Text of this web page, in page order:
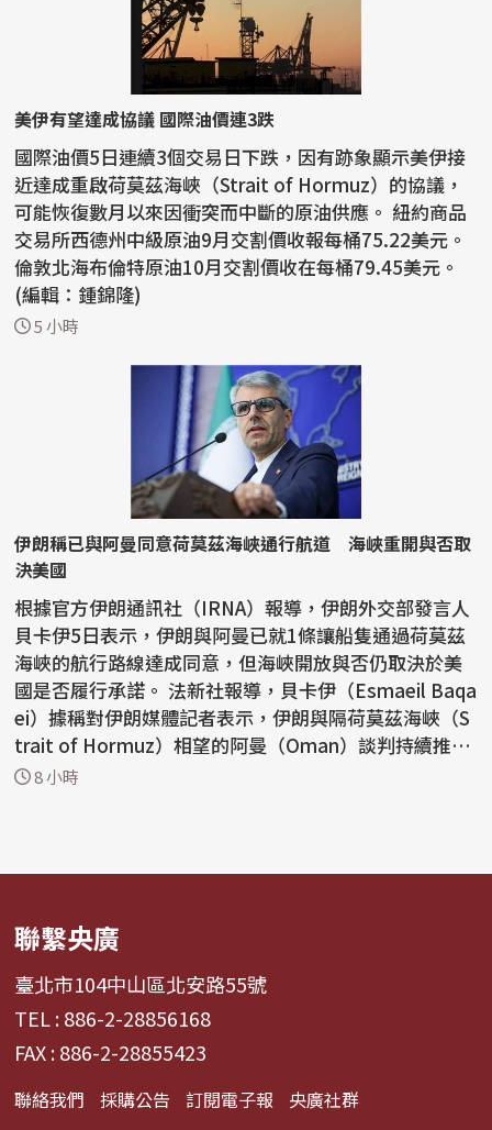
美伊有望達成協議 國際油價連3跌
國際油價5日連續3個交易日下跌，因有跡象顯示美伊接
近達成重啟荷莫茲海峽（Strait of Hormuz）的協議，
可能恢復數月以來因衝突而中斷的原油供應。 紐約商品
交易所西德州中級原油9月交割價收報每桶75.22美元。
倫敦北海布倫特原油10月交割價收在每桶79.45美元。
(編輯：鍾錦隆)
5 小時
伊朗稱已與阿曼同意荷莫茲海峽通行航道 海峽重開與否取
決美國
根據官方伊朗通訊社（IRNA）報導，伊朗外交部發言人
貝卡伊5日表示，伊朗與阿曼已就1條讓船隻通過荷莫茲
海峽的航行路線達成同意，但海峽開放與否仍取決於美
國是否履行承諾。 法新社報導，貝卡伊（Esmaeil Baqa
ei）據稱對伊朗媒體記者表示，伊朗與隔荷莫茲海峽（S
trait of Hormuz）相望的阿曼（Oman）談判持續推
進，雙方...
8 小時
聯繫央廣
臺北市104中山區北安路55號
TEL : 886-2-28856168
FAX : 886-2-28855423
聯絡我們 採購公告 訂閱電子報 央廣社群